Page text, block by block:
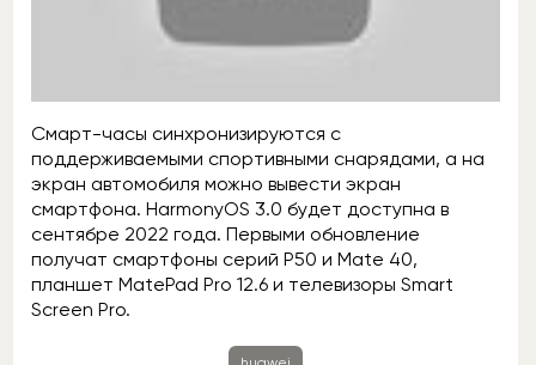
Смарт-часы синхронизируются с
поддерживаемыми спортивными снарядами, а на
экран автомобиля можно вывести экран
смартфона. HarmonyOS 3.0 будет доступна в
сентябре 2022 года. Первыми обновление
получат смартфоны серий P50 и Mate 40,
планшет MatePad Pro 12.6 и телевизоры Smart
Screen Pro.